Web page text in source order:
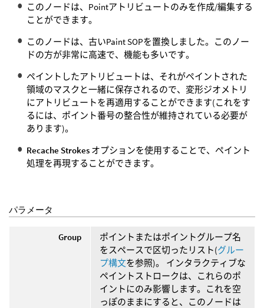
このノードは、Pointアトリビュートのみを作成/編集する
ことができます。
このノードは、古いPaint SOPを置換しました。このノー
ドの方が非常に高速で、機能も多いです。
ペイントしたアトリビュートは、それがペイントされた
領域のマスクと一緒に保存されるので、変形ジオメトリ
にアトリビュートを再適用することができます(これをす
るには、ポイント番号の整合性が維持されている必要が
あります)。
Recache Strokes オプションを使用することで、ペイント
処理を再現することができます。
パラメータ
Group
ポイントまたはポイントグループ名
をスペースで区切ったリスト(グルー
プ構文を参照)。 インタラクティブな
ペイントストロークは、これらのポ
イントにのみ影響します。これを空
っぽのままにすると、このノードは